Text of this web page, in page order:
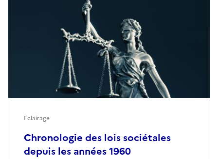
Chronologie des lois sociétales
depuis les années 1960
Eclairage